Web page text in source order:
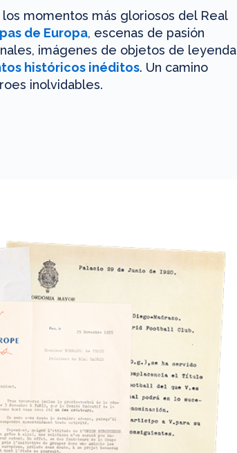
momentos más gloriosos del Real
de Europa, escenas de pasión
imágenes de objetos de leyenda
históricos inéditos. Un camino
inolvidables.